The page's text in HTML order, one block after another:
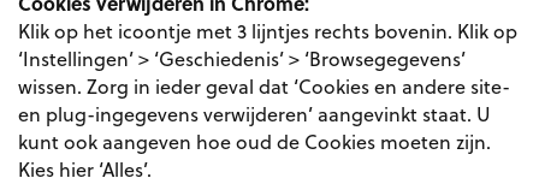
Klik op het icoontje met 3 lijntjes rechts bovenin. Klik op
‘Instellingen’ > ‘Geschiedenis’ > ‘Browsegegevens’
wissen. Zorg in ieder geval dat ‘Cookies en andere site-
en plug-ingegevens verwijderen’ aangevinkt staat. U
kunt ook aangeven hoe oud de Cookies moeten zijn.
Kies hier ‘Alles’.